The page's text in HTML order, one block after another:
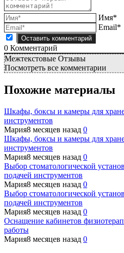
Имя*
Email*
0 Комментарий
Межтекстовые Отзывы
Посмотреть все комментарии
Похожие материалы
Шкафы, боксы и камеры для
инструментов
Мария8 месяцев назад 0
Шкафы, боксы и камеры для
инструментов
Мария8 месяцев назад 0
Выбор стоматологической
подачей инструментов
Мария8 месяцев назад 0
Выбор стоматологической
подачей инструментов
Мария8 месяцев назад 0
Оснащение кабинетов
работы
Мария8 месяцев назад 0